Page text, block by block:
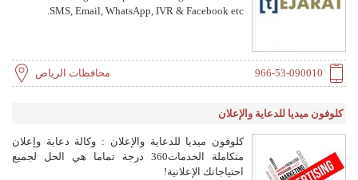
SMS, Email, WhatsApp, IVR & Facebook etc.
966-53-090010 محافظات الرياض
كلوفون ميديا للدعاية والإعلان
كلوفون ميديا للدعاية والإعلان : وكالة دعاية وإعلان
متكاملة الخدمات360 درجة تماما هي الحل لجميع
احتياجاتك الإعلانية!